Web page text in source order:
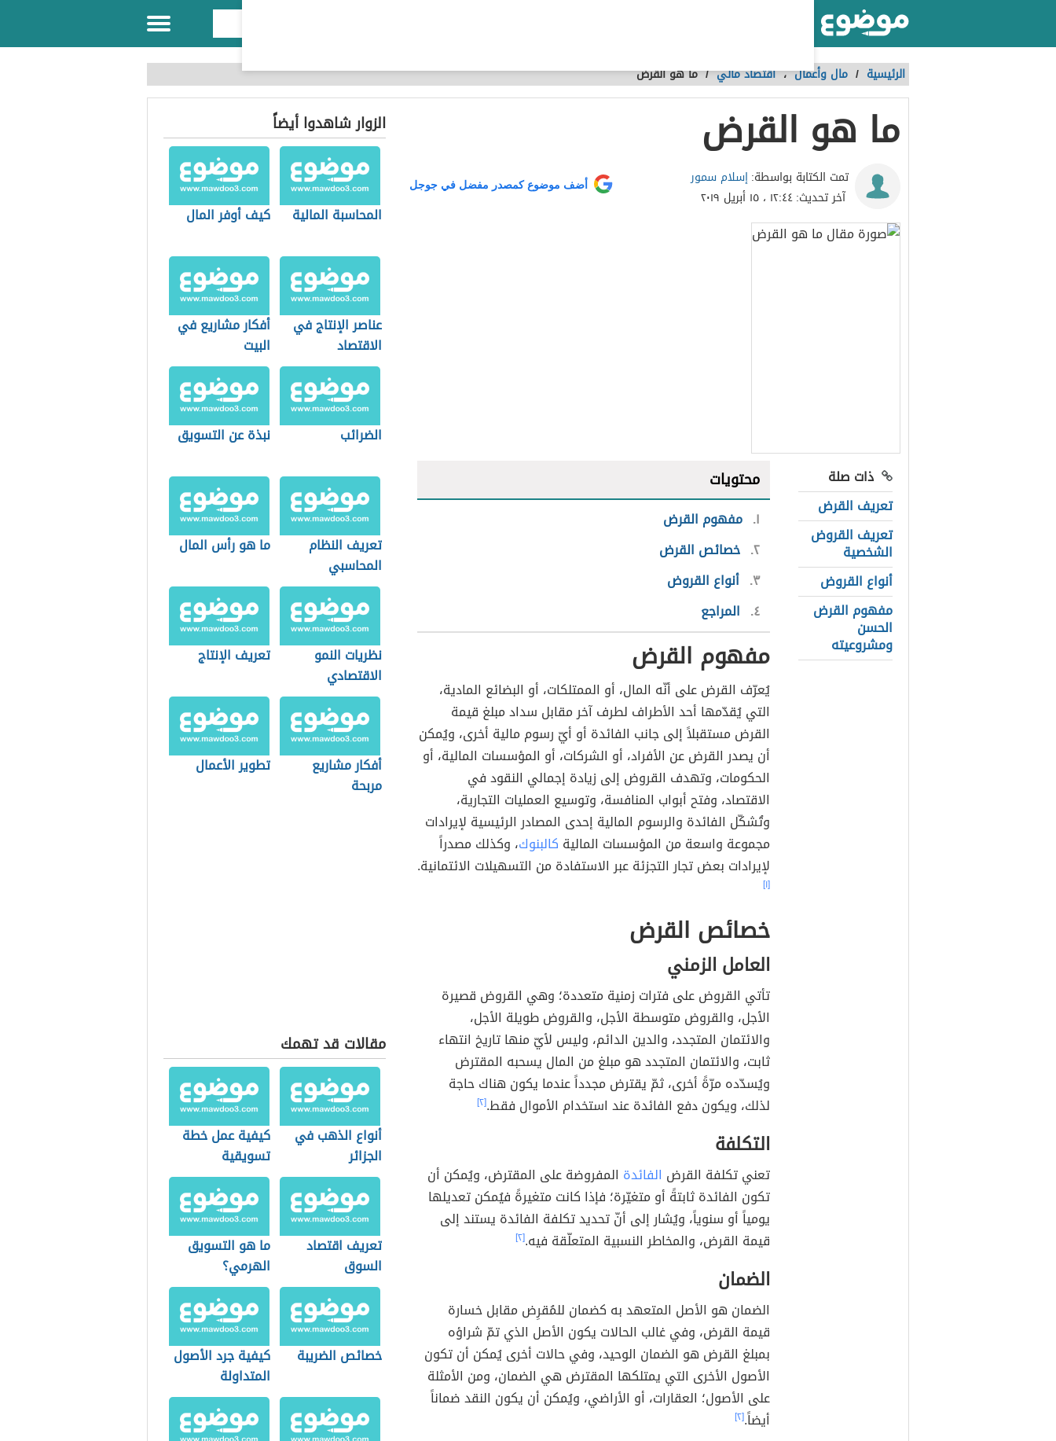
الرئيسية / مال وأعمال،اقتصاد مالي /ما هو القرض
ما هو القرض
تمت الكتابة بواسطة:إسلام سمور
آخر تحديث:١٢:٤٤ ، ١٥ أبريل ٢٠١٩
أضف موضوع كمصدر مفضل في جوجل
ذات صلة
تعريف القرض
تعريف القروض
الشخصية
أنواع القروض
مفهوم القرض
الحسن
ومشروعيته
محتويات
١ مفهوم القرض
٢ خصائص القرض
٣ أنواع القروض
٤ المراجع
مفهوم القرض
يُعرّف القرض على أنّه المال، أو الممتلكات، أو البضائع المادية،
التي يُقدّمها أحد الأطراف لطرف آخر مقابل سداد مبلغ قيمة
القرض مستقبلاً إلى جانب الفائدة أو أيّ رسوم مالية أخرى، ويُمكن
أن يصدر القرض عن الأفراد، أو الشركات، أو المؤسسات المالية، أو
الحكومات، وتهدف القروض إلى زيادة إجمالي النقود في
الاقتصاد، وفتح أبواب المنافسة، وتوسيع العمليات التجارية،
وتُشكّل الفائدة والرسوم المالية إحدى المصادر الرئيسية لإيرادات
مجموعة واسعة من المؤسسات المالية كالبنوك، وكذلك مصدراً
لإيرادات بعض تجار التجزئة عبر الاستفادة من التسهيلات الائتمانية.
[١]
خصائص القرض
العامل الزمني
تأتي القروض على فترات زمنية متعددة؛ وهي القروض قصيرة
الأجل، والقروض متوسطة الأجل، والقروض طويلة الأجل،
والائتمان المتجدد، والدين الدائم، وليس لأيّ منها تاريخ انتهاء
ثابت، والائتمان المتجدد هو مبلغ من المال يسحبه المقترض
ويُسدّده مرّةً أخرى، ثمّ يقترض مجدداً عندما يكون هناك حاجة
لذلك، ويكون دفع الفائدة عند استخدام الأموال فقط.[٢]
التكلفة
تعني تكلفة القرض الفائدة المفروضة على المقترض، ويُمكن أن
تكون الفائدة ثابتةً أو متغيّرة؛ فإذا كانت متغيرةً فيُمكن تعديلها
يومياً أو سنوياً، ويُشار إلى أنّ تحديد تكلفة الفائدة يستند إلى
قيمة القرض، والمخاطر النسبية المتعلّقة فيه.[٢]
الضمان
الضمان هو الأصل المتعهد به كضمان للمُقرِض مقابل خسارة
قيمة القرض، وفي غالب الحالات يكون الأصل الذي تمّ شراؤه
بمبلغ القرض هو الضمان الوحيد، وفي حالات أخرى يُمكن أن تكون
الأصول الأخرى التي يمتلكها المقترض هي الضمان، ومن الأمثلة
على الأصول؛ العقارات، أو الأراضي، ويُمكن أن يكون النقد ضماناً
أيضاً.[٢]
الزوار شاهدوا أيضاً
المحاسبة المالية كيف أوفر المال
عناصر الإنتاج في
الاقتصاد
أفكار مشاريع في
البيت
الضرائب نبذة عن التسويق
تعريف النظام
المحاسبي
ما هو رأس المال
نظريات النمو
الاقتصادي
تعريف الإنتاج
أفكار مشاريع
مربحة
تطوير الأعمال
مقالات قد تهمك
أنواع الذهب في
الجزائر
كيفية عمل خطة
تسويقية
تعريف اقتصاد
السوق
ما هو التسويق
الهرمي؟
خصائص الضريبة
كيفية جرد الأصول
المتداولة